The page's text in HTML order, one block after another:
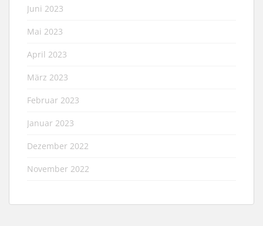
Juni 2023
Mai 2023
April 2023
März 2023
Februar 2023
Januar 2023
Dezember 2022
November 2022